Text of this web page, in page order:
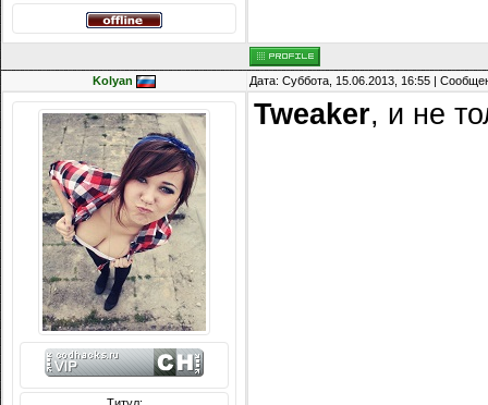
Kolyan Дата: Суббота, 15.06.2013, 16:55 |
Tweaker, и не